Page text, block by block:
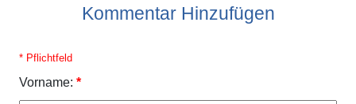
Kommentar Hinzufügen
* Pflichtfeld
Vorname: *